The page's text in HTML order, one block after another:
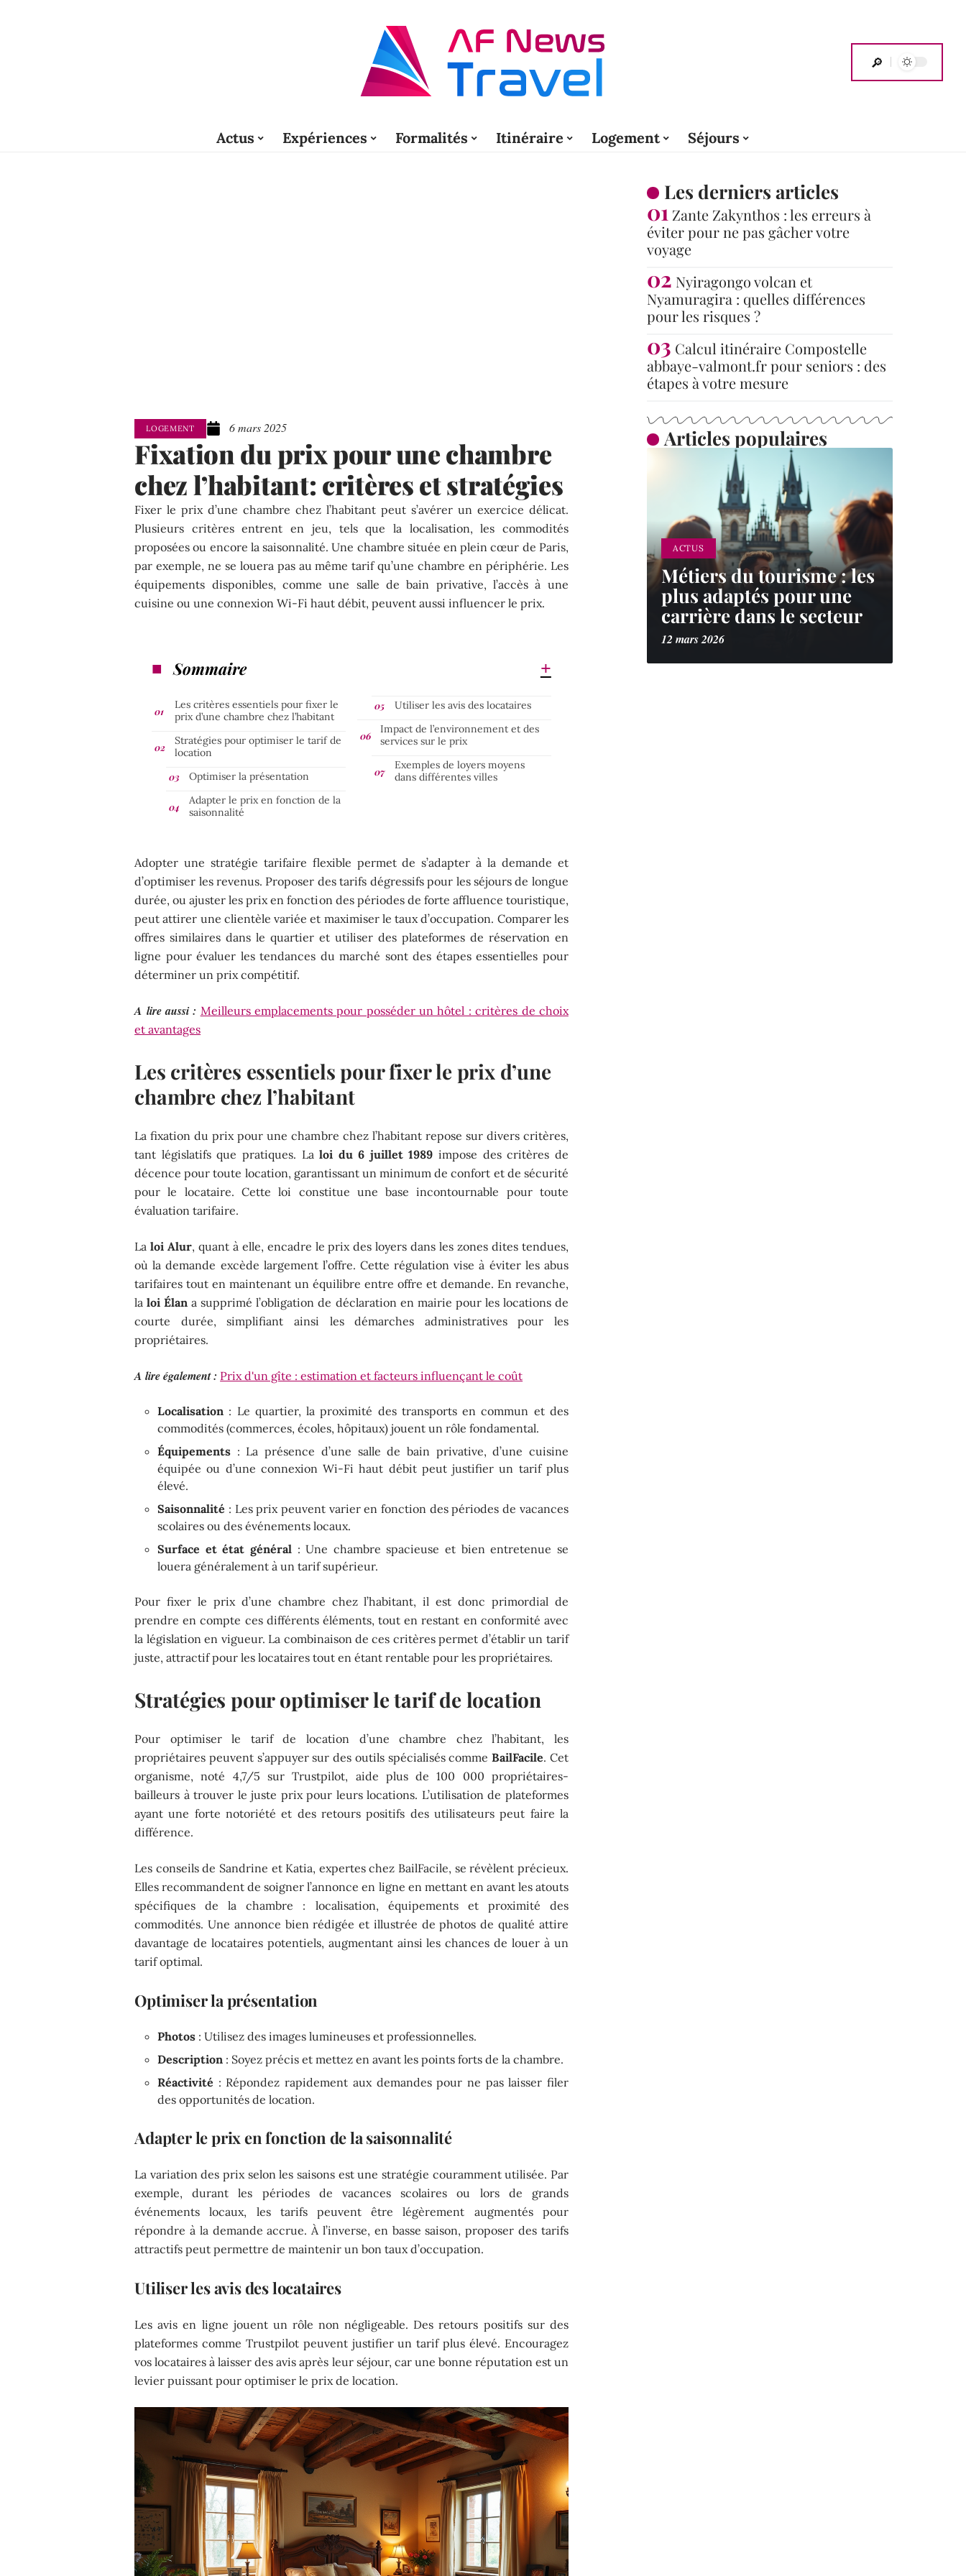
Actus Expériences Formalités Itinéraire Logement Séjours
LOGEMENT 6 mars 2025
Fixation du prix pour une chambre
chez l’habitant: critères et stratégies
Fixer le prix d’une chambre chez l’habitant peut s’avérer un exercice délicat.
Plusieurs critères entrent en jeu, tels que la localisation, les commodités
proposées ou encore la saisonnalité. Une chambre située en plein cœur de Paris,
par exemple, ne se louera pas au même tarif qu’une chambre en périphérie. Les
équipements disponibles, comme une salle de bain privative, l’accès à une
cuisine ou une connexion Wi-Fi haut débit, peuvent aussi influencer le prix.
Sommaire
Les critères essentiels pour fixer le
prix d’une chambre chez l’habitant
Stratégies pour optimiser le tarif de
location
Optimiser la présentation
Adapter le prix en fonction de la
saisonnalité
Utiliser les avis des locataires
Impact de l’environnement et des
services sur le prix
Exemples de loyers moyens
dans différentes villes
Adopter une stratégie tarifaire flexible permet de s’adapter à la demande et
d’optimiser les revenus. Proposer des tarifs dégressifs pour les séjours de longue
durée, ou ajuster les prix en fonction des périodes de forte affluence touristique,
peut attirer une clientèle variée et maximiser le taux d’occupation. Comparer les
offres similaires dans le quartier et utiliser des plateformes de réservation en
ligne pour évaluer les tendances du marché sont des étapes essentielles pour
déterminer un prix compétitif.
A lire aussi : Meilleurs emplacements pour posséder un hôtel : critères de choix
et avantages
Les critères essentiels pour fixer le prix d’une
chambre chez l’habitant
La fixation du prix pour une chambre chez l’habitant repose sur divers critères,
tant législatifs que pratiques. Laloi du 6 juillet 1989 impose des critères de
décence pour toute location, garantissant un minimum de confort et de sécurité
pour le locataire. Cette loi constitue une base incontournable pour toute
évaluation tarifaire.
Laloi Alur, quant à elle, encadre le prix des loyers dans les zones dites tendues,
où la demande excède largement l’offre. Cette régulation vise à éviter les abus
tarifaires tout en maintenant un équilibre entre offre et demande. En revanche,
laloi Élan a supprimé l’obligation de déclaration en mairie pour les locations de
courte durée, simplifiant ainsi les démarches administratives pour les
propriétaires.
A lire également : Prix d'un gîte : estimation et facteurs influençant le coût
Localisation : Le quartier, la proximité des transports en commun et des
commodités (commerces, écoles, hôpitaux) jouent un rôle fondamental.
Équipements : La présence d’une salle de bain privative, d’une cuisine
équipée ou d’une connexion Wi-Fi haut débit peut justifier un tarif plus
élevé.
Saisonnalité : Les prix peuvent varier en fonction des périodes de vacances
scolaires ou des événements locaux.
Surface et état général: Une chambre spacieuse et bien entretenue se
louera généralement à un tarif supérieur.
Pour fixer le prix d’une chambre chez l’habitant, il est donc primordial de
prendre en compte ces différents éléments, tout en restant en conformité avec
la législation en vigueur. La combinaison de ces critères permet d’établir un tarif
juste, attractif pour les locataires tout en étant rentable pour les propriétaires.
Stratégies pour optimiser le tarif de location
Pour optimiser le tarif de location d’une chambre chez l’habitant, les
propriétaires peuvent s’appuyer sur des outils spécialisés commeBailFacile. Cet
organisme, noté 4,7/5 sur Trustpilot, aide plus de 100 000 propriétaires-
bailleurs à trouver le juste prix pour leurs locations. L’utilisation de plateformes
ayant une forte notoriété et des retours positifs des utilisateurs peut faire la
différence.
Les conseils de Sandrine et Katia, expertes chez BailFacile, se révèlent précieux.
Elles recommandent de soigner l’annonce en ligne en mettant en avant les atouts
spécifiques de la chambre : localisation, équipements et proximité des
commodités. Une annonce bien rédigée et illustrée de photos de qualité attire
davantage de locataires potentiels, augmentant ainsi les chances de louer à un
tarif optimal.
Optimiser la présentation
Photos : Utilisez des images lumineuses et professionnelles.
Description : Soyez précis et mettez en avant les points forts de la chambre.
Réactivité : Répondez rapidement aux demandes pour ne pas laisser filer
des opportunités de location.
Adapter le prix en fonction de la saisonnalité
La variation des prix selon les saisons est une stratégie couramment utilisée. Par
exemple, durant les périodes de vacances scolaires ou lors de grands
événements locaux, les tarifs peuvent être légèrement augmentés pour
répondre à la demande accrue. À l’inverse, en basse saison, proposer des tarifs
attractifs peut permettre de maintenir un bon taux d’occupation.
Utiliser les avis des locataires
Les avis en ligne jouent un rôle non négligeable. Des retours positifs sur des
plateformes comme Trustpilot peuvent justifier un tarif plus élevé. Encouragez
vos locataires à laisser des avis après leur séjour, car une bonne réputation est un
levier puissant pour optimiser le prix de location.
Les derniers articles
Zante Zakynthos : les erreurs à
éviter pour ne pas gâcher votre
voyage
Nyiragongo volcan et
Nyamuragira : quelles différences
pour les risques ?
Calcul itinéraire Compostelle
abbaye-valmont.fr pour seniors : des
étapes à votre mesure
Articles populaires
ACTUS
Métiers du tourisme : les
plus adaptés pour une
carrière dans le secteur
12 mars 2026